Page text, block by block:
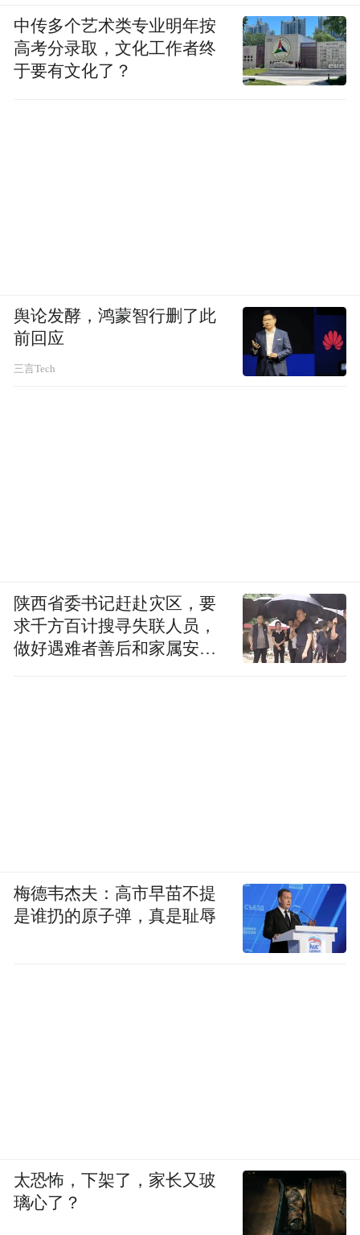
中传多个艺术类专业明年按
高考分录取，文化工作者终
于要有文化了？
舆论发酵，鸿蒙智行删了此
前回应
三言Tech
陕西省委书记赶赴灾区，要
求千方百计搜寻失联人员，
做好遇难者善后和家属安抚
梅德韦杰夫：高市早苗不提
是谁扔的原子弹，真是耻辱
太恐怖，下架了，家长又玻
璃心了？